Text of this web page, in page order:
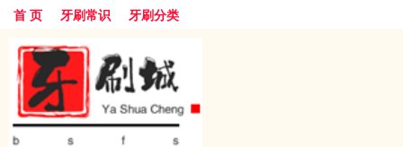
首 页 牙刷常识 牙刷分类